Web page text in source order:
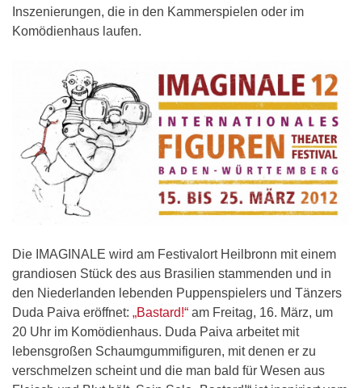
Inszenierungen, die in den Kammerspielen oder im
Komödienhaus laufen.
Die IMAGINALE wird am Festivalort Heilbronn mit einem
grandiosen Stück des aus Brasilien stammenden und in
den Niederlanden lebenden Puppenspielers und Tänzers
Duda Paiva eröffnet: „Bastard!“ am Freitag, 16. März, um
20 Uhr im Komödienhaus. Duda Paiva arbeitet mit
lebensgroßen Schaumgummifiguren, mit denen er zu
verschmelzen scheint und die man bald für Wesen aus